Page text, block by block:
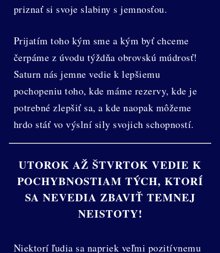
priznať si svoje slabiny s jemnosťou.
Prijatím toho kým sme a kým byť chceme
čerpáme z úvodu týždňa obrovskú múdrosť!
Saturn nás jemne vedie k lepšiemu
pochopeniu toho, kde máme rezervy, kde je
potrebné zlepšiť sa, a kde naopak môžeme
hrdo stáť vo výslní sily svojich schopností.
UTOROK AŽ ŠTVRTOK VEDIE K
POCHYBNOSTIAM TÝCH, KTORÍ
SA NEVEDIA ZBAVIŤ TEMNEJ
NEISTOTY!
Niektorí ľudia sa napriek veľmi pozitívnemu